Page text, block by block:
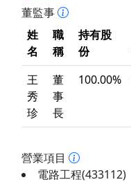
董監事
姓
名
職
稱
持有股
份
王
秀
珍
董
事
長
100.00%
營業項目
電路工程(433112)